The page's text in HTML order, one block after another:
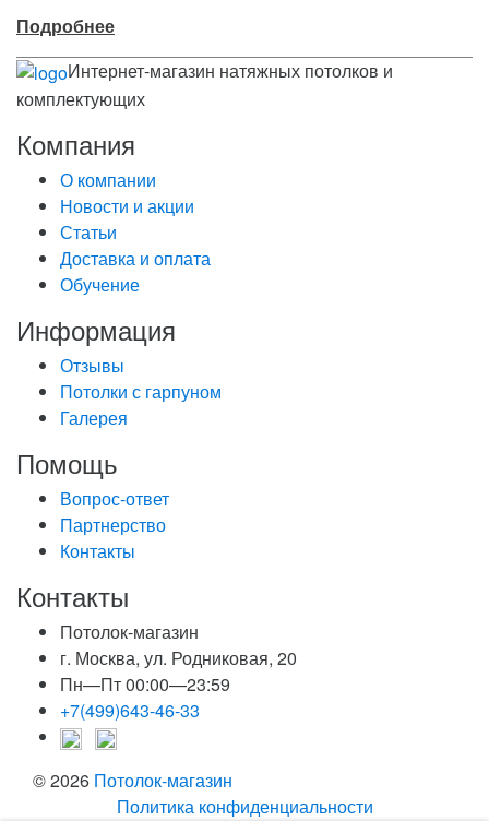
Подробнее
Интернет-магазин натяжных потолков и
комплектующих
Компания
О компании
Новости и акции
Статьи
Доставка и оплата
Обучение
Информация
Отзывы
Потолки с гарпуном
Галерея
Помощь
Вопрос-ответ
Партнерство
Контакты
Контакты
Потолок-магазин
г. Москва, ул. Родниковая, 20
Пн—Пт 00:00—23:59
+7(499)643-46-33
© 2026 Потолок-магазин
Политика конфиденциальности